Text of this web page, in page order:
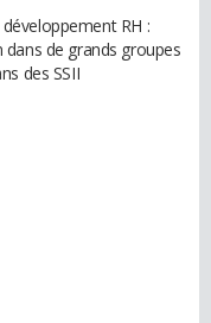
RH :
de grands groupes
des SSII